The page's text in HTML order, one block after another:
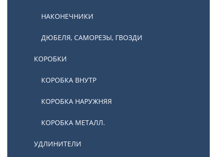
НАКОНЕЧНИКИ
ДЮБЕЛЯ, САМОРЕЗЫ, ГВОЗДИ
КОРОБКИ
КОРОБКА ВНУТР
КОРОБКА НАРУЖНЯЯ
КОРОБКА МЕТАЛЛ.
УДЛИНИТЕЛИ